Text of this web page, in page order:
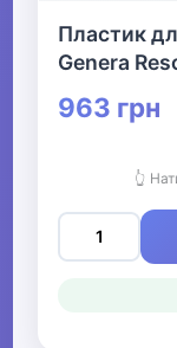
Пластик
Genera
963 грн
👆